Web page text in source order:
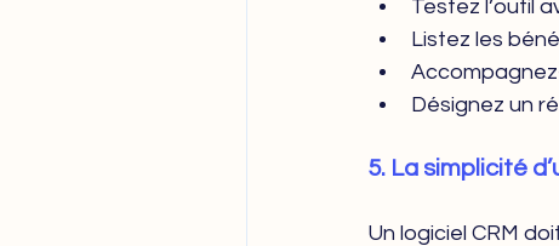
Testez l’outil
Listez les
Désignez un
5. La simplicité
Un logiciel CRM